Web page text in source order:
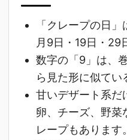
「クレープの日
月9日・19日・29
数字の「9」は、
ら見た形に似てい
甘いデザート系だ
卵、チーズ、野菜
レープもあります。